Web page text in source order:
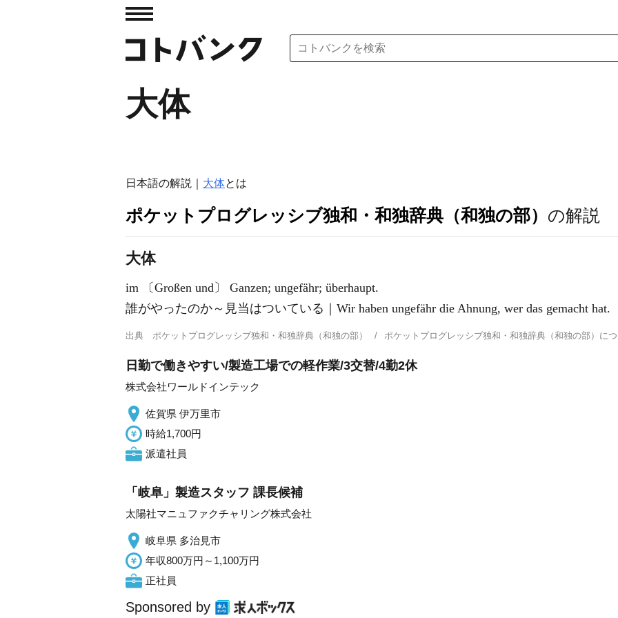
大体
日本語の解説｜ 大体とは
ポケットプログレッシブ独和・和独辞典（和独の部） の解説
大体
im 〔Großen und〕 Ganzen; ungefähr; überhaupt.
誰がやったのか～見当はついている｜Wir haben ungefähr die Ahnung, wer das gemacht hat.
出典 ポケットプログレッシブ独和・和独辞典（和独の部） ポケットプログレッシブ独和・和独辞典（和独の部）
日勤で働きやすい/製造工場での軽作業/3交替/4勤2休
株式会社ワールドインテック
佐賀県 伊万里市
時給1,700円
派遣社員
「岐阜」製造スタッフ 課長候補
太陽社マニュファクチャリング株式会社
岐阜県 多治見市
年収800万円～1,100万円
正社員
Sponsored by